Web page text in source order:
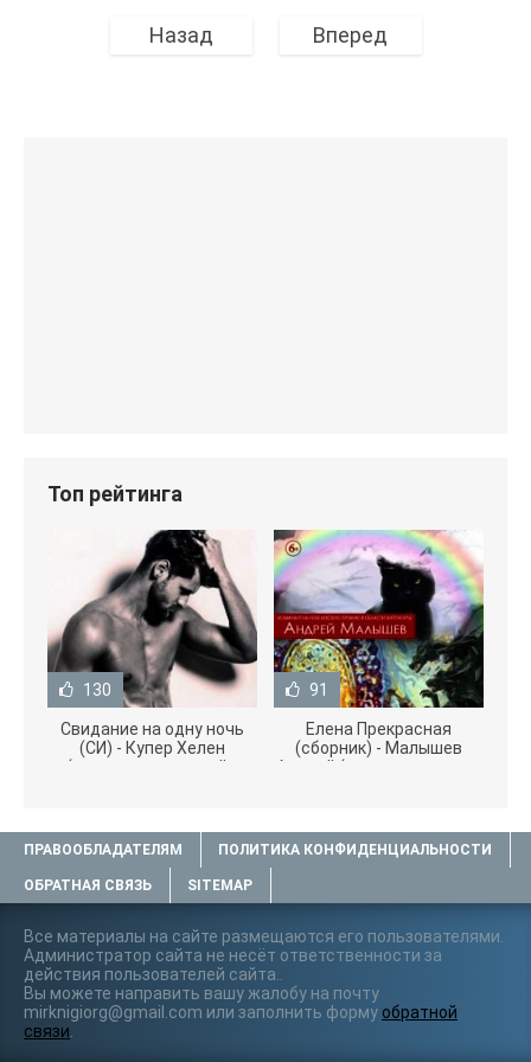
Назад Вперед
Топ рейтинга
130
Свидание на одну ночь
(СИ) - Купер Хелен
(читать книги онлайн
91
Елена Прекрасная
(сборник) - Малышев
Андрей (книги полностью
ПРАВООБЛАДАТЕЛЯМ ПОЛИТИКА КОНФИДЕНЦИАЛЬНОСТИ
ОБРАТНАЯ СВЯЗЬ SITEMAP
Все материалы на сайте размещаются его пользователями.
Администратор сайта не несёт ответственности за
действия пользователей сайта..
Вы можете направить вашу жалобу на почту
mirknigiorg@gmail.com или заполнить форму обратной
связи